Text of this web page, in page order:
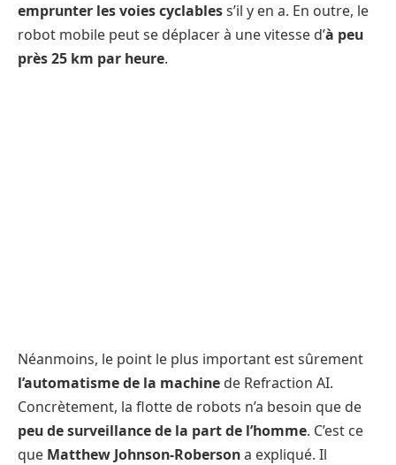
emprunter les voies cyclabless’il y en a. En outre, le
robot mobile peut se déplacer à une vitesse d’à peu
près 25 km par heure.
Néanmoins, le point le plus important est sûrement
l’automatisme de la machine de Refraction AI.
Concrètement, la flotte de robots n’a besoin que de
peu de surveillance de la part de l’homme. C’est ce
que Matthew Johnson-Robersona expliqué. Il